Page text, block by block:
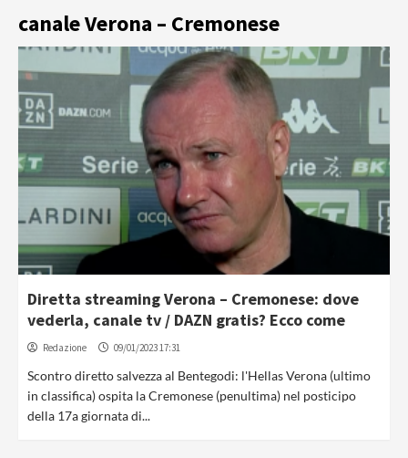
canale Verona – Cremonese
Diretta streaming Verona – Cremonese: dove
vederla, canale tv / DAZN gratis? Ecco come
Redazione 09/01/2023 17:31
Scontro diretto salvezza al Bentegodi: l'Hellas Verona (ultimo
in classifica) ospita la Cremonese (penultima) nel posticipo
della 17a giornata di...